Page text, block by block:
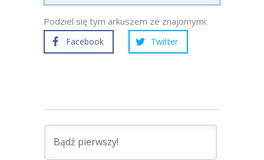
Podziel się tym arkuszem ze znajomymi:
Facebook Twitter